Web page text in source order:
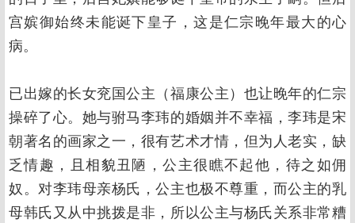
宫嫔御始终未能诞下皇子，这是仁宗晚年最大的心
病。
已出嫁的长女兖国公主（福康公主）也让晚年的仁宗
操碎了心。她与驸马李玮的婚姻并不幸福，李玮是宋
朝著名的画家之一，很有艺术才情，但为人老实，缺
乏情趣，且相貌丑陋，公主很瞧不起他，待之如佣
奴。对李玮母亲杨氏，公主也极不尊重，而公主的乳
母韩氏又从中挑拨是非，所以公主与杨氏关系非常糟